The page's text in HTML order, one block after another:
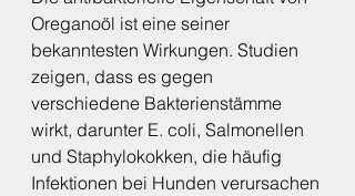
Oreganoöl ist eine seiner
bekanntesten Wirkungen. Studien
zeigen, dass es gegen
verschiedene Bakterienstämme
wirkt, darunter E. coli, Salmonellen
und Staphylokokken, die häufig
Infektionen bei Hunden verursachen